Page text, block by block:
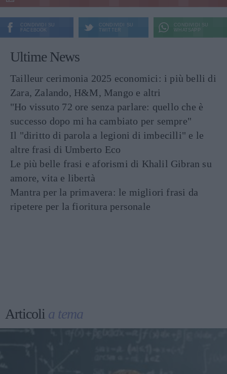
CONDIVIDI SU
FACEBOOK
CONDIVIDI SU
TWITTER
CONDIVIDI SU
WHATSAPP
Ultime News
Tailleur cerimonia 2025 economici: i più belli di
Zara, Zalando, H&M, Mango e altri
"Ho vissuto 72 ore senza parlare: quello che è
successo dopo mi ha cambiato per sempre"
Il "diritto di parola a legioni di imbecilli" e le
altre frasi di Umberto Eco
Le più belle frasi e aforismi di Khalil Gibran su
amore, vita e libertà
Mantra per la primavera: le migliori frasi da
ripetere per la fioritura personale
Articoli a tema